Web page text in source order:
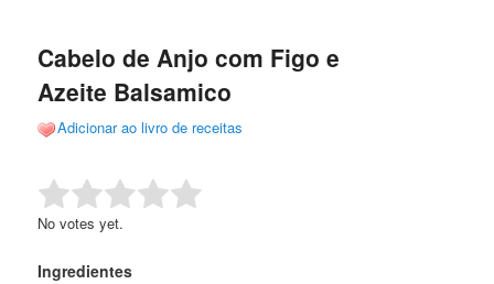
conteúdo
conteúdo
Cabelo de Anjo com Figo e
Azeite Balsamico
Adicionar ao livro de receitas
Rate this item: Submit Rating
No votes yet.
Ingredientes